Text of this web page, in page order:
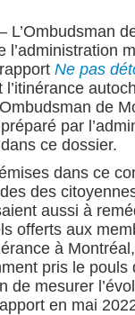
L’Ombudsman
l’administration
Ne pas
de
par
ce dossier.
dans ce
des
aussi à
offerts aux
à
pris le
de mesurer
en mai